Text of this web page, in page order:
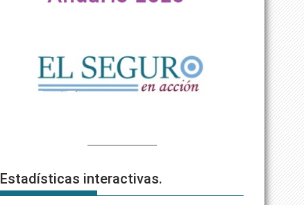
Estadísticas interactivas.